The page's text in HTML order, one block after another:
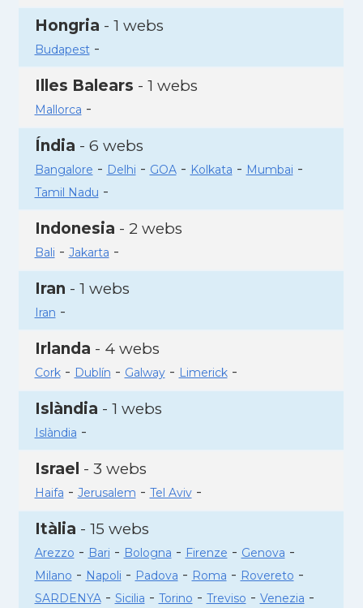
Hongria - 1 webs
Budapest-
Illes Balears - 1 webs
Mallorca -
Índia - 6 webs
Bangalore - Delhi - GOA- Kolkata - Mumbai -
Tamil Nadu -
Indonesia - 2 webs
Bali - Jakarta -
Iran - 1 webs
Iran -
Irlanda - 4 webs
Cork- Dublín - Galway- Limerick-
Islàndia - 1 webs
Islàndia -
Israel - 3 webs
Haifa - Jerusalem - Tel Aviv-
Itàlia - 15 webs
Arezzo - Bari - Bologna - Firenze - Genova -
Milano - Napoli - Padova - Roma - Rovereto -
SARDENYA- Sicilia - Torino - Treviso - Venezia -